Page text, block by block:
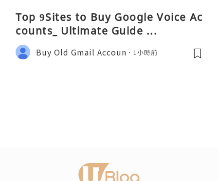
Top 9Sites to Buy Google Voice Ac
counts_ Ultimate Guide ...
Buy Old Gmail Accoun 1小時前